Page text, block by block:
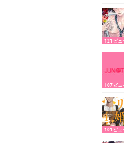
121ビュ
107ビュ
101ビュ